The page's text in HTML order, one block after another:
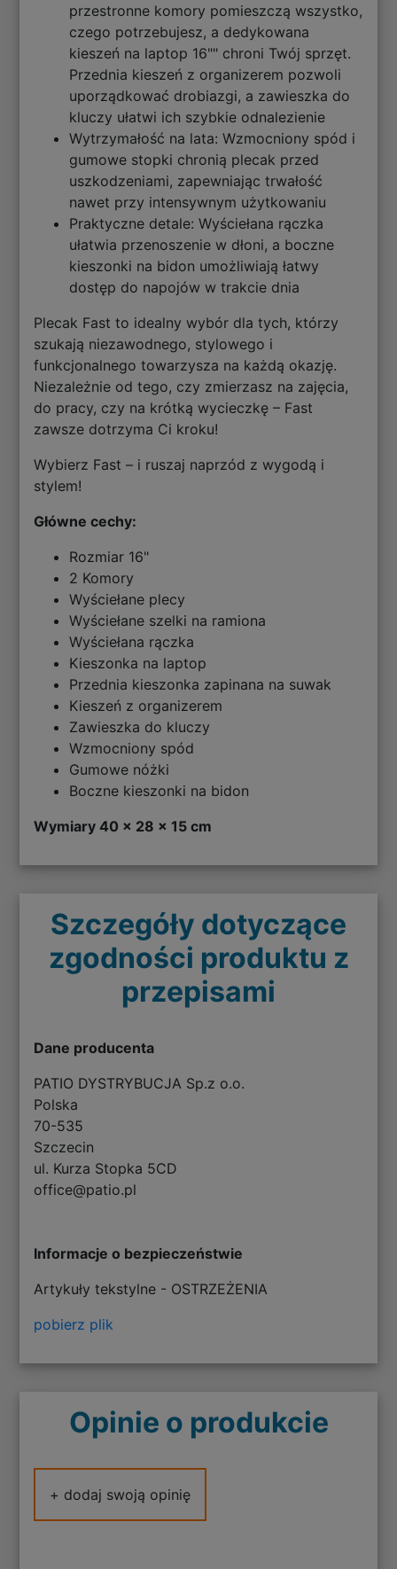
przestronne komory pomieszczą wszystko,
czego potrzebujesz, a dedykowana
kieszeń na laptop 16"" chroni Twój sprzęt.
Przednia kieszeń z organizerem pozwoli
uporządkować drobiazgi, a zawieszka do
kluczy ułatwi ich szybkie odnalezienie
Wytrzymałość na lata: Wzmocniony spód i
gumowe stopki chronią plecak przed
uszkodzeniami, zapewniając trwałość
nawet przy intensywnym użytkowaniu
Praktyczne detale: Wyściełana rączka
ułatwia przenoszenie w dłoni, a boczne
kieszonki na bidon umożliwiają łatwy
dostęp do napojów w trakcie dnia
Plecak Fast to idealny wybór dla tych, którzy
szukają niezawodnego, stylowego i
funkcjonalnego towarzysza na każdą okazję.
Niezależnie od tego, czy zmierzasz na zajęcia,
do pracy, czy na krótką wycieczkę – Fast
zawsze dotrzyma Ci kroku!
Wybierz Fast – i ruszaj naprzód z wygodą i
stylem!
Główne cechy:
Rozmiar 16"
2 Komory
Wyściełane plecy
Wyściełane szelki na ramiona
Wyściełana rączka
Kieszonka na laptop
Przednia kieszonka zapinana na suwak
Kieszeń z organizerem
Zawieszka do kluczy
Wzmocniony spód
Gumowe nóżki
Boczne kieszonki na bidon
Wymiary 40 x 28 x 15 cm
Szczegóły dotyczące
zgodności produktu z
przepisami
Dane producenta
PATIO DYSTRYBUCJA Sp.z o.o.
Polska
70-535
Szczecin
ul. Kurza Stopka 5CD
office@patio.pl
Informacje o bezpieczeństwie
Artykuły tekstylne - OSTRZEŻENIA
pobierz plik
Opinie o produkcie
+ dodaj swoją opinię